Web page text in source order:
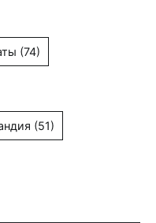
(74)
(51)